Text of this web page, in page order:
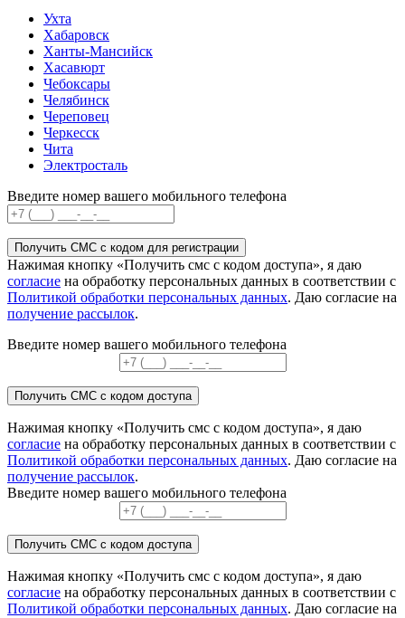
Ухта
Хабаровск
Ханты-Мансийск
Хасавюрт
Чебоксары
Челябинск
Череповец
Черкесск
Чита
Электросталь
Введите номер вашего мобильного телефона
Получить СМС с кодом для регистрации
Нажимая кнопку «Получить смс с кодом доступа», я даю
согласие на обработку персональных данных в соответствии с
Политикой обработки персональных данных. Даю согласие на
получение рассылок.
Введите номер вашего мобильного телефона
Получить СМС с кодом доступа
Нажимая кнопку «Получить смс с кодом доступа», я даю
согласие на обработку персональных данных в соответствии с
Политикой обработки персональных данных. Даю согласие на
получение рассылок.
Введите номер вашего мобильного телефона
Получить СМС с кодом доступа
Нажимая кнопку «Получить смс с кодом доступа», я даю
согласие на обработку персональных данных в соответствии с
Политикой обработки персональных данных. Даю согласие на